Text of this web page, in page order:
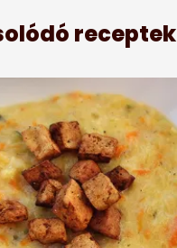
receptek